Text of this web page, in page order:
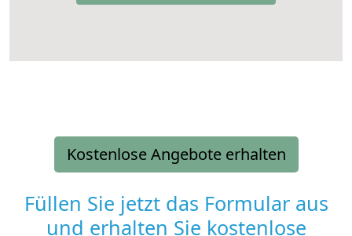
Kostenlose Angebote erhalten
Füllen Sie jetzt das Formular aus
und erhalten Sie kostenlose